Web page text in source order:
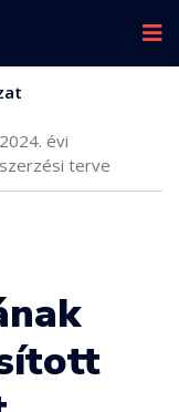
évi
terve